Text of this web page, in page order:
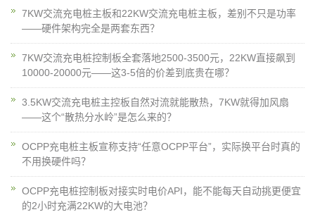
7KW交流充电桩主板和22KW交流充电桩主板，差别不只是功率
——硬件架构完全是两套东西？
7KW交流充电桩控制板全套落地2500-3500元，22KW直接飙到
10000-20000元——这3-5倍的价差到底贵在哪？
3.5KW交流充电桩主控板自然对流就能散热，7KW就得加风扇
——这个“散热分水岭”是怎么来的？
OCPP充电桩主板宣称支持“任意OCPP平台”，实际换平台时真的
不用换硬件吗？
OCPP充电桩控制板对接实时电价API，能不能每天自动挑更便宜
的2小时充满22KW的大电池？